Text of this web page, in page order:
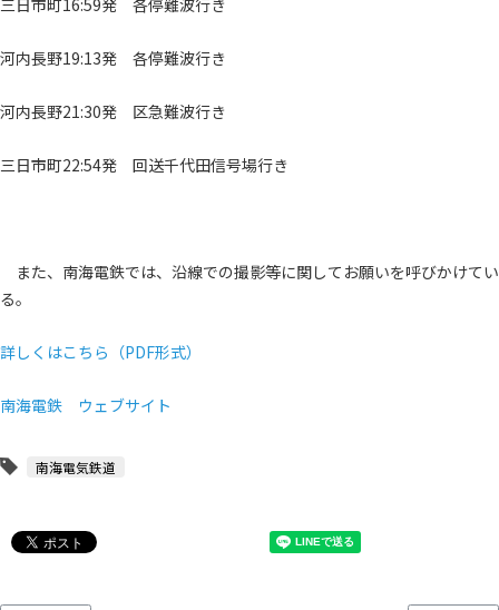
三日市町16:59発 各停難波行き
河内長野19:13発 各停難波行き
河内長野21:30発 区急難波行き
三日市町22:54発 回送千代田信号場行き
また、南海電鉄では、沿線での撮影等に関してお願いを呼びかけてい
る。
詳しくはこちら（PDF形式）
南海電鉄 ウェブサイト
南海電気鉄道